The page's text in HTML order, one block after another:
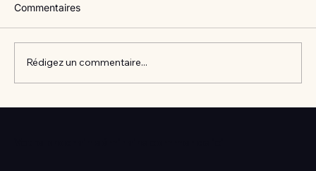
Commentaires
Rédigez un commentaire...